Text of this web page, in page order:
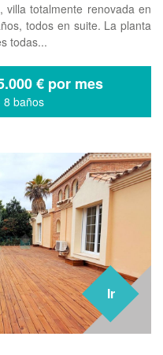
totalmente renovada en
todos en suite. La planta
todas...
€ por mes
8 baños
Ir